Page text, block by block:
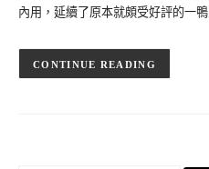
內用，延續了原本就頗受好評的一
CONTINUE READING